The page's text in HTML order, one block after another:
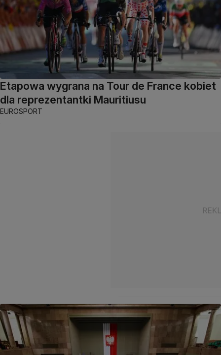
Etapowa wygrana na Tour de France kobiet
dla reprezentantki Mauritiusu
EUROSPORT